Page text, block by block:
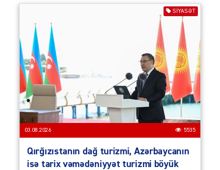
SIYASƏT
03.08.2026 5535
Qırğızıstanın dağ turizmi, Azərbaycanın
isə tarix vəmədəniyyət turizmi böyük